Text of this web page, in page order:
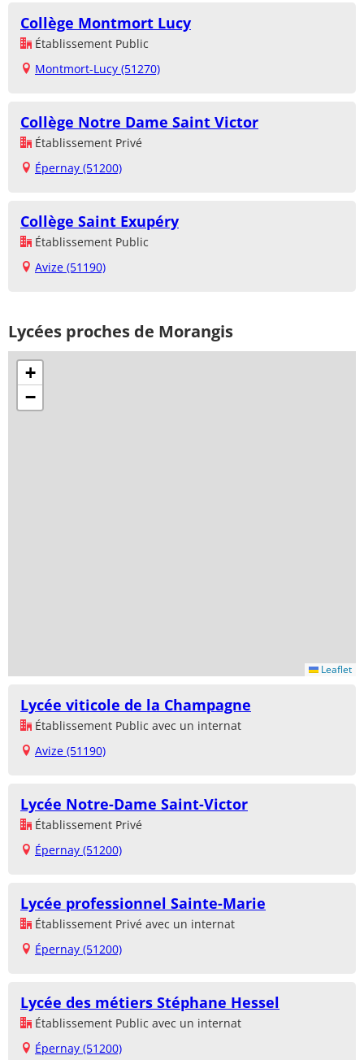
Collège Montmort Lucy
Établissement Public
Montmort-Lucy (51270)
Collège Notre Dame Saint Victor
Établissement Privé
Épernay (51200)
Collège Saint Exupéry
Établissement Public
Avize (51190)
Lycées proches de Morangis
+
−
Leaflet
Lycée viticole de la Champagne
Établissement Public avec un internat
Avize (51190)
Lycée Notre-Dame Saint-Victor
Établissement Privé
Épernay (51200)
Lycée professionnel Sainte-Marie
Établissement Privé avec un internat
Épernay (51200)
Lycée des métiers Stéphane Hessel
Établissement Public avec un internat
Épernay (51200)